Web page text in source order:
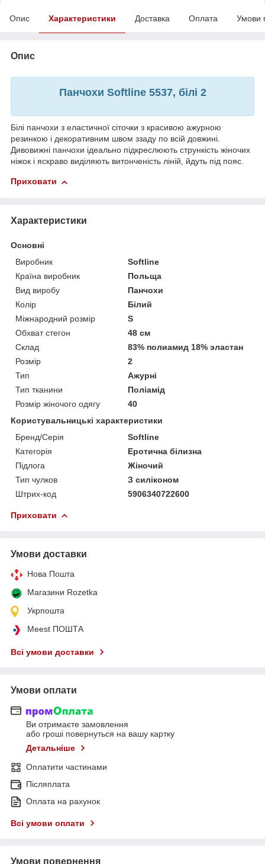
Опис Характеристики Доставка Оплата Умови
Опис
Панчохи Softline 5537, білі 2
Білі панчохи з еластичної сіточки з красивою ажурною
резинкою і декоративним швом ззаду по всій довжині.
Дивовижні панчохи ідеально підкреслюють стрункість жіночих
ніжок і яскраво виділяють витонченість ліній, йдуть під пояс.
Приховати
Характеристики
Основні
Виробник
Softline
Країна виробник
Польща
Вид виробу
Панчохи
Колір
Білий
Міжнародний розмір
S
Обхват стегон
48 см
Склад
83% полиамид 18% эластан
Розмір
2
Тип
Ажурні
Тип тканини
Поліамід
Розмір жіночого одягу
40
Користувальницькі характеристики
Бренд/Серія
Softline
Категорія
Еротична білизна
Підлога
Жіночий
Тип чулков
З силіконом
Штрих-код
5906340722600
Приховати
Умови доставки
Нова Пошта
Магазини Rozetka
Укрпошта
Meest ПОШТА
Всі умови доставки
Умови оплати
Ви отримаєте замовлення
або гроші повернуться на вашу картку
Детальніше
Оплатити частинами
Післяплата
Оплата на рахунок
Всі умови оплати
Умови повернення